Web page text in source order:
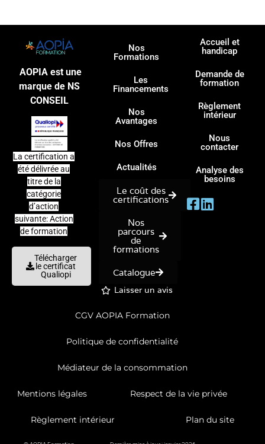
AOPIA est une
marque de NS
CONSEIL
La certification a
été délivrée au
titre de la
catégorie
d’action
suivante: Action
de formation
Télécharger
le certificat
Qualiopi
Nos
Formations
Les
Financements
Nos
Avantages
Nos Offres
Actualités
Le coût des
certifications
Nos
parcours
de
formations
Catalogue
Laisser un avis
Accueil et
handicap
Demande de
formation
Règlement
intérieur
Nous
contacter
Analyse des
besoins
CGV AOPIA Formation
Politique de confidentialité
Médiateur de la consommation
Mentions légales Respect de la vie privée
Règlement intérieur Plan du site